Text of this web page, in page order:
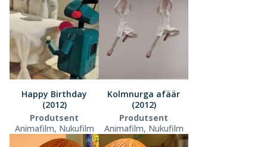
Happy Birthday
(2012)
Produtsent
Animafilm, Nukufilm
Kolmnurga afäär
(2012)
Produtsent
Animafilm, Nukufilm